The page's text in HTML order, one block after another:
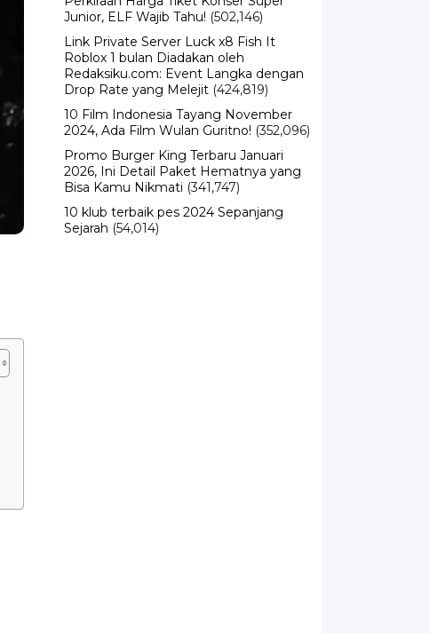
Link Private Server Luck x8 Fish It
Redaksiku.com: Event Langka dengan
Drop Rate yang Melejit (424,819)
10 Film Indonesia Tayang November
Promo Burger King Terbaru Januari
Bisa Kamu Nikmati
(341,747)
10 klub terbaik pes 2024 Sepanjang